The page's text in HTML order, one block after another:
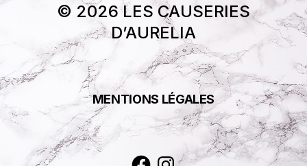
© 2026 LES CAUSERIES
D’AURELIA
MENTIONS LÉGALES
Facebook
Instagram